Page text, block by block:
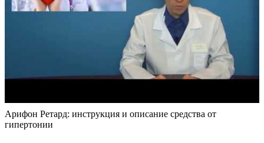
Арифон Ретард: инструкция и описание средства от
гипертонии